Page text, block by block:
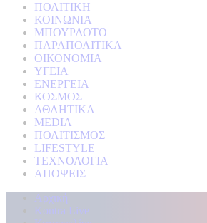
ΠΟΛΙΤΙΚΗ
ΚΟΙΝΩΝΙΑ
ΜΠΟΥΡΛΟΤΟ
ΠΑΡΑΠΟΛΙΤΙΚΑ
ΟΙΚΟΝΟΜΙΑ
ΥΓΕΙΑ
ΕΝΕΡΓΕΙΑ
ΚΟΣΜΟΣ
ΑΘΛΗΤΙΚΑ
MEDIA
ΠΟΛΙΤΙΣΜΟΣ
LIFESTYLE
ΤΕΧΝΟΛΟΓΙΑ
ΑΠΟΨΕΙΣ
Αρχική
Kontra Live